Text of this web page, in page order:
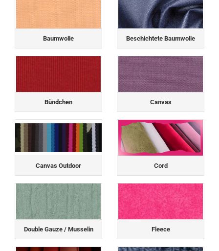
Baumwolle Beschichtete Baumwolle
Bündchen Canvas
Canvas Outdoor Cord
Double Gauze / Musselin Fleece